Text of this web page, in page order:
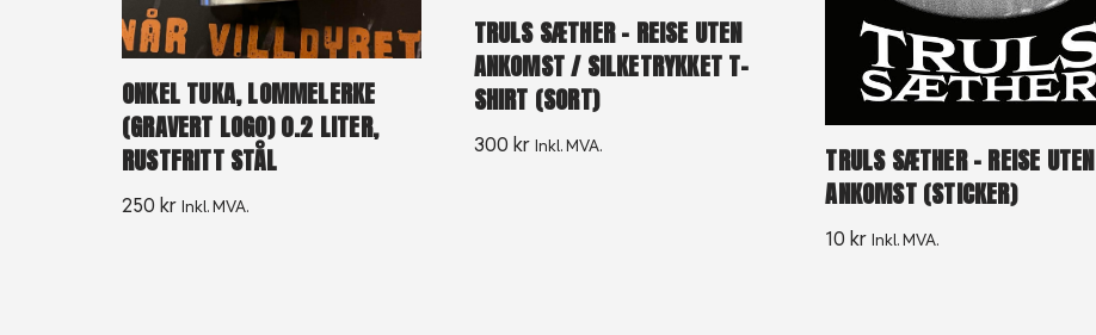
ONKEL TUKA, LOMMELERKE
(GRAVERT LOGO) 0.2 LITER,
RUSTFRITT STÅL
250 kr Inkl. MVA.
TRULS SÆTHER – REISE UTEN
ANKOMST / SILKETRYKKET T-
SHIRT (SORT)
300 kr Inkl. MVA.
TRULS SÆTHER – REISE UTEN
ANKOMST (STICKER)
10kr Inkl. MVA.